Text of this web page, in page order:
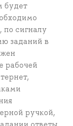
будет
по сигналу
заданий в
рабочей
ручкой,